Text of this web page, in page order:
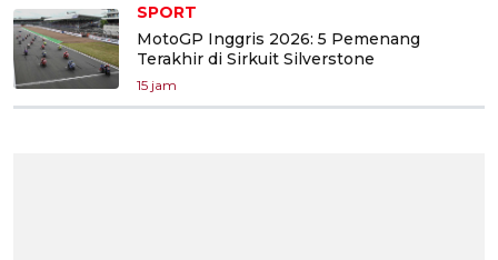
SPORT
MotoGP Inggris 2026: 5 Pemenang
Terakhir di Sirkuit Silverstone
15 jam